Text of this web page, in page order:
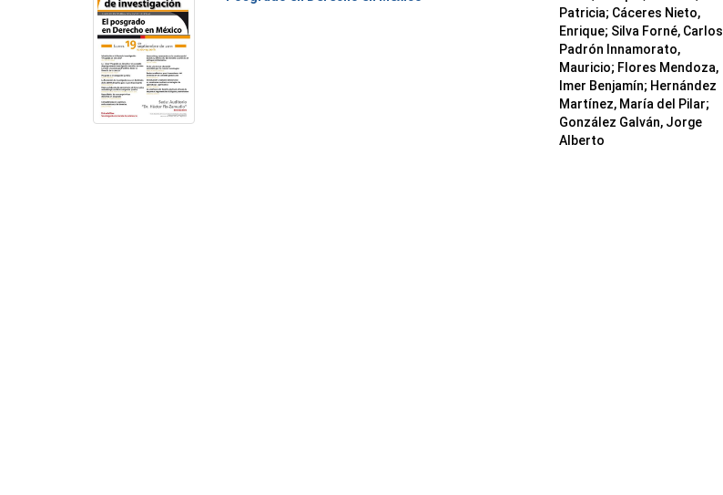
Patricia; Cáceres Nieto,
Enrique; Silva Forné, Carlos
Padrón Innamorato,
Mauricio; Flores Mendoza,
Imer Benjamín; Hernández
Martínez, María del Pilar;
González Galván, Jorge
Alberto